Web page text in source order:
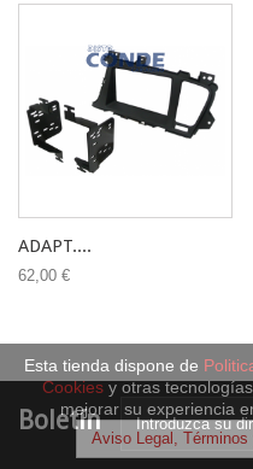
ADAPT....
62,00 €
Boletín
Esta tienda dispone de
Cookiesy otras
mejorar su experiencia
Aviso Legal, Términos